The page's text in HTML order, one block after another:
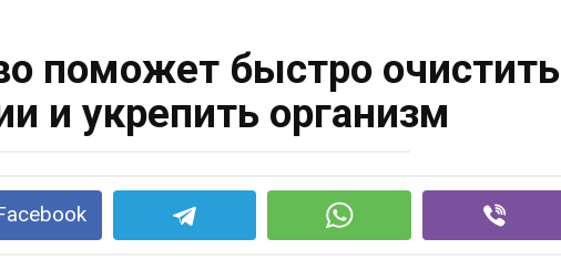
поможет быстро очистить
и укрепить организм